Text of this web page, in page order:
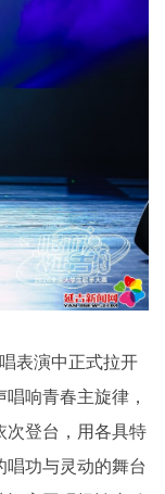
表演中正式拉开
响青春主旋律，
次登台，用各具特
唱功与灵动的舞台